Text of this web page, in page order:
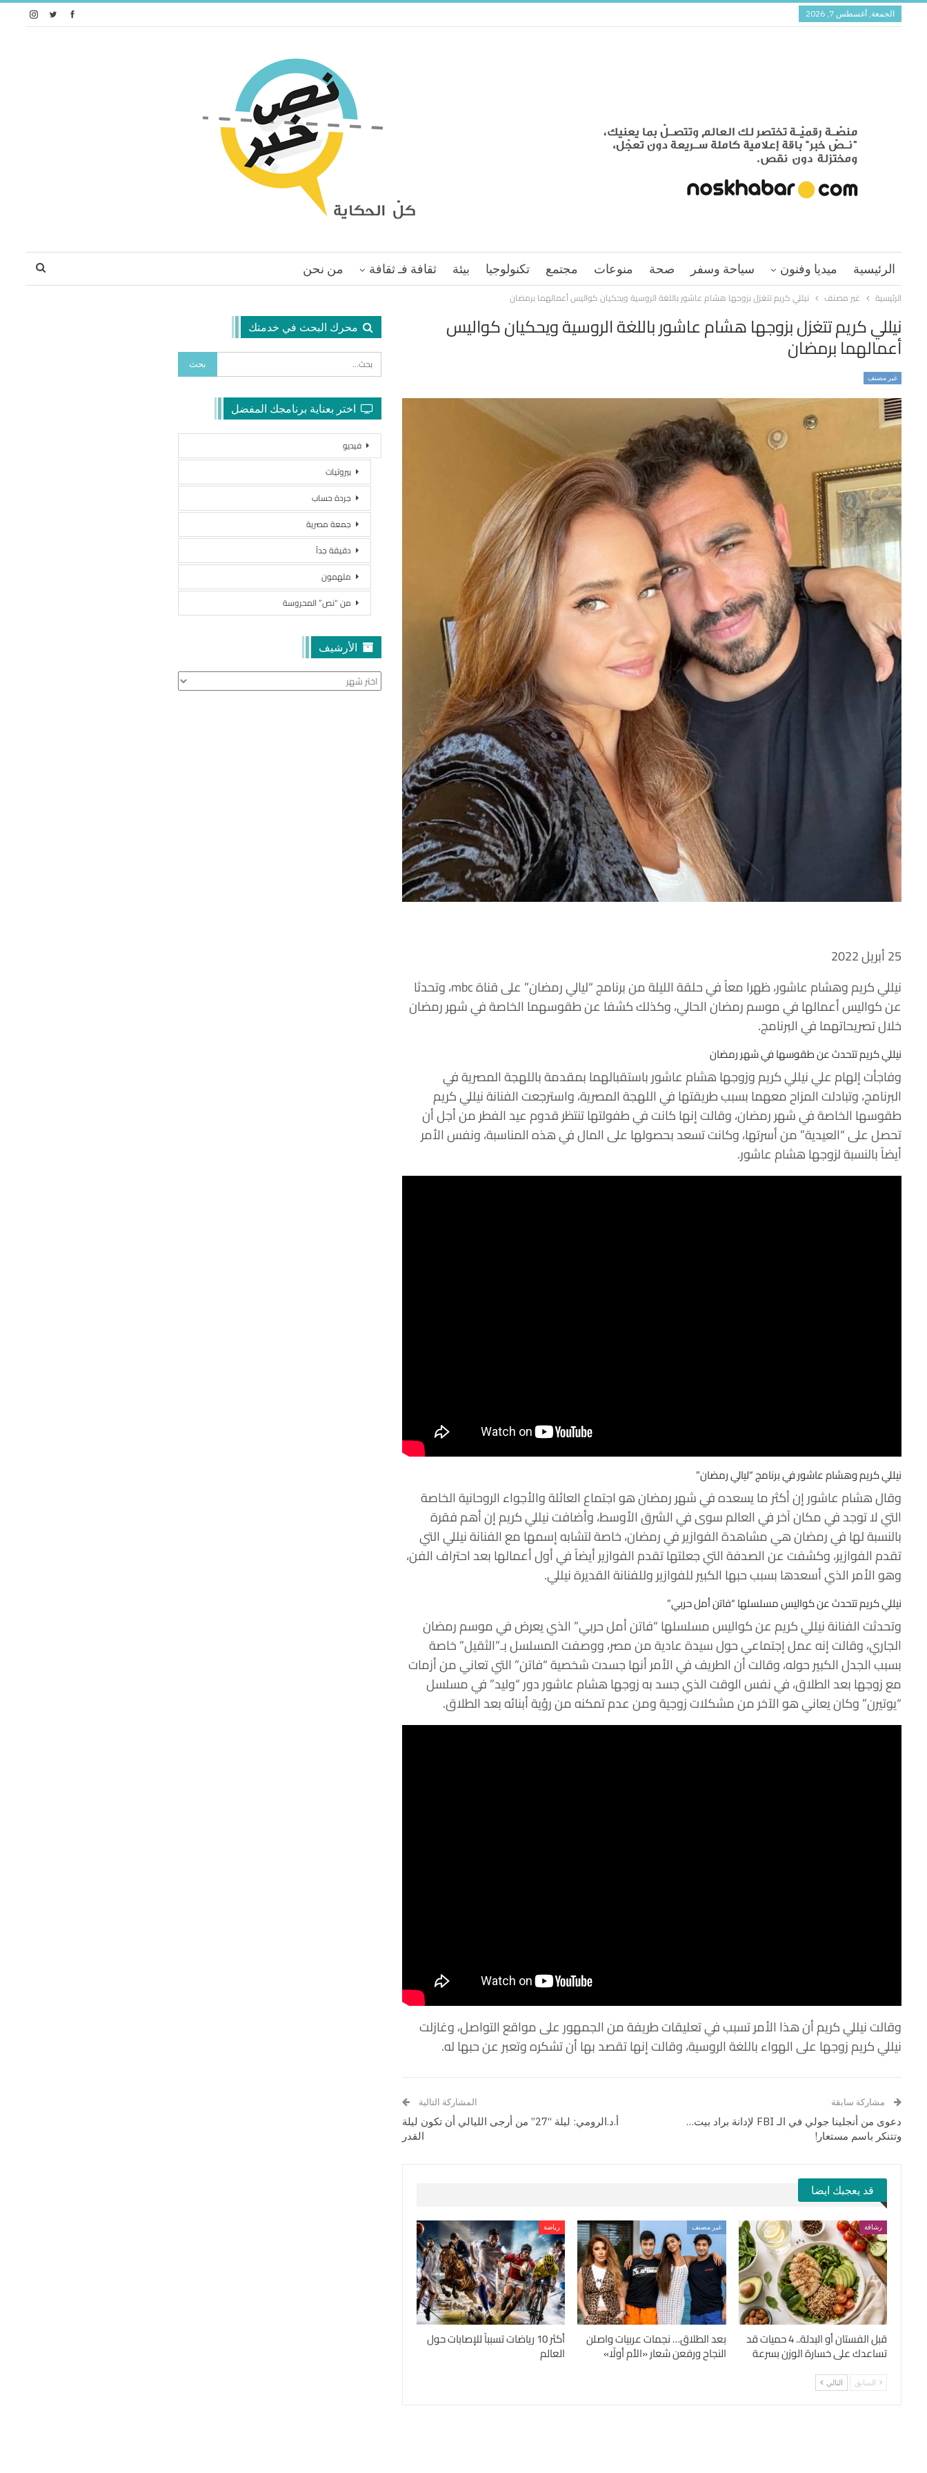
الجمعة, أغسطس 7, 2026
الرئيسية ميديا وفنون سياحة وسفر صحة منوعات مجتمع تكنولوجيا بيئة ثقافة فـ ثقافة
من نحن
الرئيسية
غير مصنف نيللي كريم تتغزل بزوجها هشام عاشور باللغة الروسية ويحكيان كواليس أعمالهما برمضان
نيللي كريم تتغزل بزوجها هشام عاشور باللغة الروسية ويحكيان كواليس
أعمالهما برمضان
غير مصنف
25 أبريل 2022
نيللي كريم وهشام عاشور، ظهرا معاً في حلقة الليلة من برنامج “ليالي رمضان” على قناةmbc، وتحدثا
عن كواليس أعمالها في موسم رمضان الحالي، وكذلك كشفا عن طقوسهما الخاصة في شهر رمضان
خلال تصريحاتهما في البرنامج.
نيللي كريم تتحدث عن طقوسها في شهر رمضان
وفاجأت إلهام علي نيللي كريم وزوجها هشام عاشور باستقبالهما بمقدمة باللهجة المصرية في
البرنامج، وتبادلت المزاح معهما بسبب طريقتها في اللهجة المصرية، واسترجعت الفنانة نيللي كريم
طقوسها الخاصة في شهر رمضان، وقالت إنها كانت في طفولتها تنتظر قدوم عيد الفطر من أجل أن
تحصل على “العيدية” من أسرتها، وكانت تسعد بحصولها على المال في هذه المناسبة، ونفس الأمر
أيضاً بالنسبة لزوجها هشام عاشور.
نيللي كريم وهشام عاشور في برنامج “ليالي رمضان”
وقال هشام عاشور إن أكثر ما يسعده في شهر رمضان هو اجتماع العائلة والأجواء الروحانية الخاصة
التي لا توجد في مكان آخر في العالم سوى في الشرق الأوسط، وأضافت نيللي كريم إن أهم فقرة
بالنسبة لها في رمضان هي مشاهدة الفوازير في رمضان، خاصة لتشابه إسمها مع الفنانة نيللي التي
تقدم الفوازير، وكشفت عن الصدفة التي جعلتها تقدم الفوازير أيضاً في أول أعمالها بعد احتراف الفن،
وهو الأمر الذي أسعدها بسبب حبها الكبير للفوازير وللفنانة القديرة نيللي.
نيللي كريم تتحدث عن كواليس مسلسلها “فاتن أمل حربي”
وتحدثت الفنانة نيللي كريم عن كواليس مسلسلها “فاتن أمل حربي” الذي يعرض في موسم رمضان
الجاري، وقالت إنه عمل إجتماعي حول سيدة عادية من مصر، ووصفت المسلسل بـ”الثقيل” خاصة
بسبب الجدل الكبير حوله، وقالت أن الطريف في الأمر أنها جسدت شخصية “فاتن” التي تعاني من أزمات
مع زوجها بعد الطلاق، في نفس الوقت الذي جسد به زوجها هشام عاشور دور “وليد” في مسلسل
“يوتيرن” وكان يعاني هو الآخر من مشكلات زوجية ومن عدم تمكنه من رؤية أبنائه بعد الطلاق.
وقالت نيللي كريم أن هذا الأمر تسبب في تعليقات طريفة من الجمهور على مواقع التواصل، وغازلت
نيللي كريم زوجها على الهواء باللغة الروسية، وقالت إنها تقصد بها أن تشكره وتعبر عن حبها له.
مشاركة سابقة
دعوى من أنجلينا جولي في الـ FBI لإدانة براد بيت…
وتتنكر باسم مستعار!
المشاركة التالية
أ.د.الرومي: ليلة “27” من أرجى الليالي أن تكون ليلة
القدر
قد يعجبك ايضا
رشاقة
قبل الفستان أو البدلة.. 4 حميات قد
تساعدك على خسارة الوزن بسرعة
غير مصنف
بعد الطلاق… نجمات عربيات واصلن
النجاح ورفعن شعار «الأم أولًا»
رياضة
أكثر 10 رياضات تسبباً للإصابات حول
العالم
السابق التالي
محرك البحث في خدمتك
اختر بعناية برنامجك المفضل
فيديو
بيروتيات
جردة حساب
جمعة مصرية
دقيقة جداً
ملهمون
من “نص” المحروسة
الأرشيف
الأرشيف